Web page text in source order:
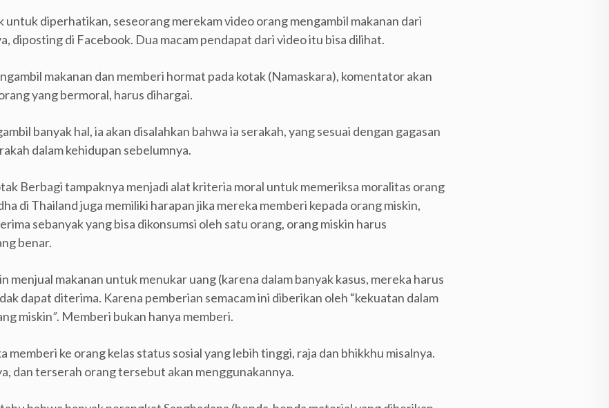
untuk diperhatikan, seseorang merekam video orang mengambil makanan dari
diposting di Facebook. Dua macam pendapat dari video itu bisa dilihat.
makanan dan memberi hormat pada kotak (Namaskara), komentator akan
yang bermoral, harus dihargai.
banyak hal, ia akan disalahkan bahwa ia serakah, yang sesuai dengan gagasan
dalam kehidupan sebelumnya.
Berbagi tampaknya menjadi alat kriteria moral untuk memeriksa moralitas orang
di Thailand juga memiliki harapan jika mereka memberi kepada orang miskin,
sebanyak yang bisa dikonsumsi oleh satu orang, orang miskin harus
benar.
menjual makanan untuk menukar uang (karena dalam banyak kasus, mereka harus
dapat diterima. Karena pemberian semacam ini diberikan oleh “kekuatan dalam
miskin”. Memberi bukan hanya memberi.
memberi ke orang kelas status sosial yang lebih tinggi, raja dan bhikkhu misalnya.
dan terserah orang tersebut akan menggunakannya.